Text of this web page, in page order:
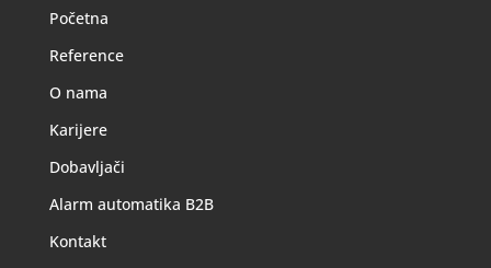
Početna
Reference
O nama
Karijere
Dobavljači
Alarm automatika B2B
Kontakt